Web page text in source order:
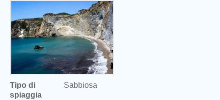
Tipo di
spiaggia
Sabbiosa